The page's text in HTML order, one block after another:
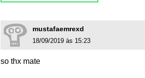
mustafaemrexd
18/09/2019 às 15:23
so thx mate